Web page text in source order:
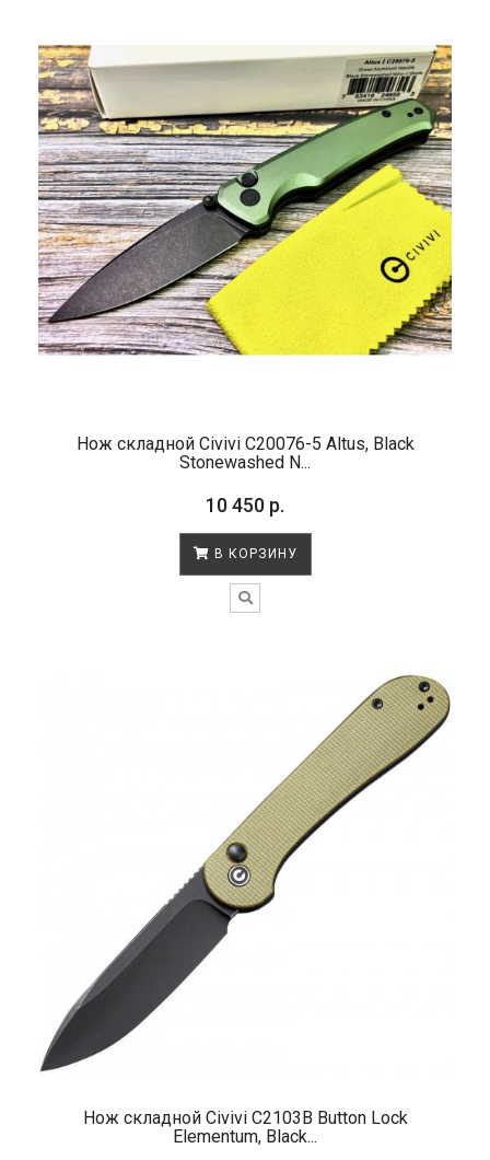
Нож складной Civivi C20076-5 Altus, Black
Stonewashed N...
10 450 р.
В КОРЗИНУ
Нож складной Civivi C2103B Button Lock
Elementum, Black...